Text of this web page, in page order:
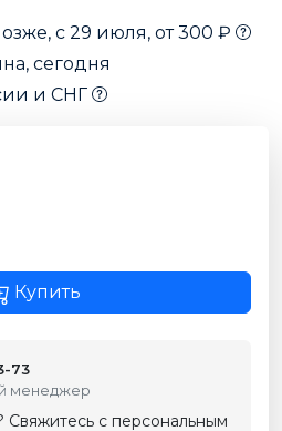
с 29 июля, от 300 ₽
сегодня
и СНГ
Купить
73
менеджер
Свяжитесь с персональным